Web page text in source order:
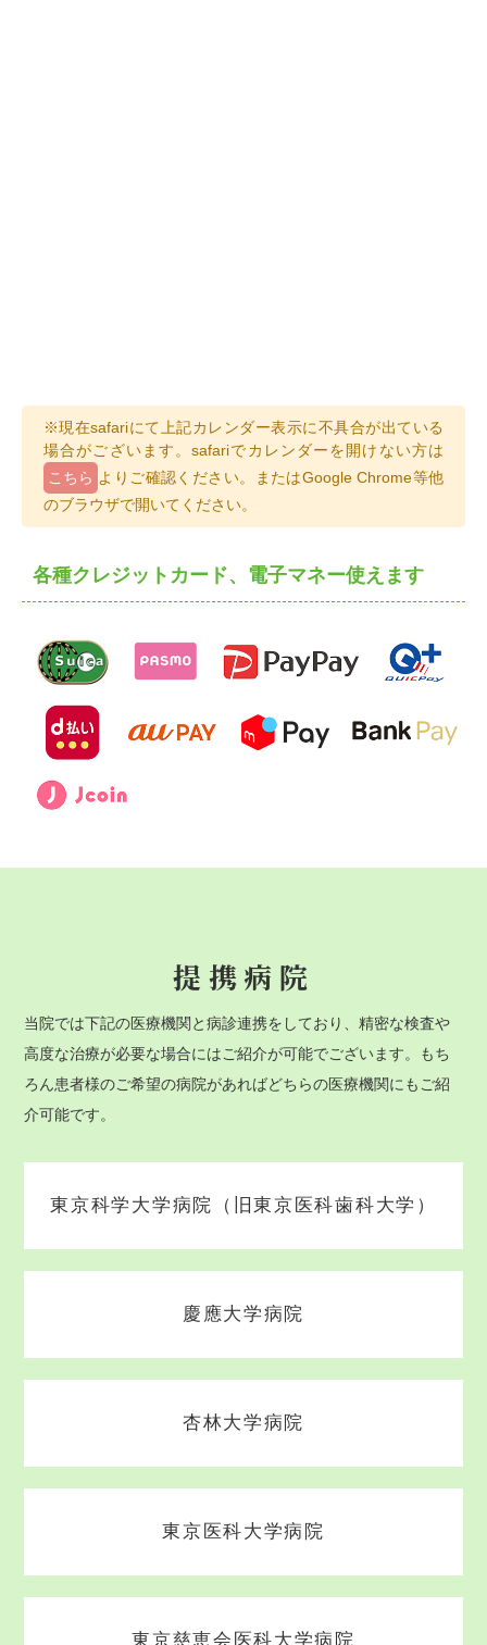
※現在safariにて上記カレンダー表示に不具合が出ている
場合がございます。safariでカレンダーを開けない方は
こちら よりご確認ください。またはGoogle Chrome等他
のブラウザで開いてください。
各種クレジットカード、電子マネー使えます
提携病院
当院では下記の医療機関と病診連携をしており、精密な検査や
高度な治療が必要な場合にはご紹介が可能でございます。もち
ろん患者様のご希望の病院があればどちらの医療機関にもご紹
介可能です。
東京科学大学病院（旧東京医科歯科大学）
慶應大学病院
杏林大学病院
東京医科大学病院
東京慈恵会医科大学病院